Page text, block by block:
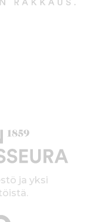
ja yksi